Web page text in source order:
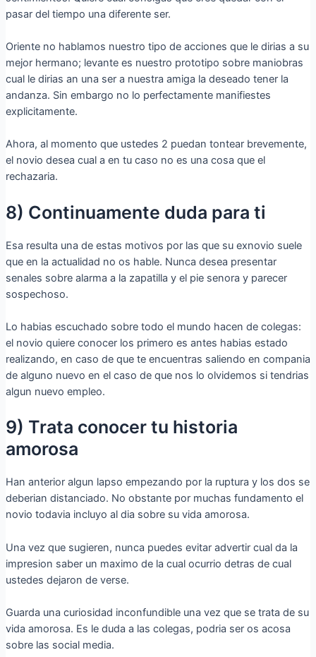
pasar del tiempo una diferente ser.
Oriente no hablamos nuestro tipo de acciones que le dirias a su
mejor hermano; levante es nuestro prototipo sobre maniobras
cual le dirias an una ser a nuestra amiga la deseado tener la
andanza. Sin embargo no lo perfectamente manifiestes
explicitamente.
Ahora, al momento que ustedes 2 puedan tontear brevemente,
el novio desea cual a en tu caso no es una cosa que el
rechazaria.
8) Continuamente duda para ti
Esa resulta una de estas motivos por las que su exnovio suele
que en la actualidad no os hable. Nunca desea presentar
senales sobre alarma a la zapatilla y el pie senora y parecer
sospechoso.
Lo habias escuchado sobre todo el mundo hacen de colegas:
el novio quiere conocer los primero es antes habias estado
realizando, en caso de que te encuentras saliendo en compania
de alguno nuevo en el caso de que nos lo olvidemos si tendri­as
algun nuevo empleo.
9) Trata conocer tu historia
amorosa
Han anterior algun lapso empezando por la ruptura y los dos se
deberian distanciado. No obstante por muchas fundamento el
novio todavia incluyo al dia sobre su vida amorosa.
Una vez que sugieren, nunca puedes evitar advertir cual da la
impresion saber un maximo de la cual ocurrio detras de cual
ustedes dejaron de verse.
Guarda una curiosidad inconfundible una vez que se trata de su
vida amorosa. Es le duda a las colegas, podri­a ser os acosa
sobre las social media.